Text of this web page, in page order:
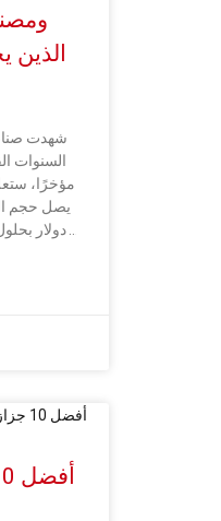
شهدت
السنوات
مؤخرًا،
مثل جون
تبرز بعض
السوق من
دائمًا